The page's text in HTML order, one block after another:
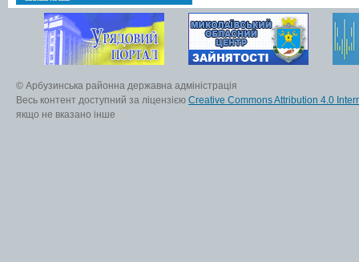
© Арбузинська районна державна адміністрація
Весь контент доступний за ліцензією Creative Commons Attribution 4.0
якщо не вказано інше